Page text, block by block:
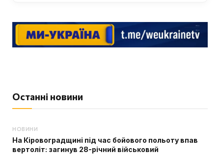
Останні новини
НОВИНИ
На Кіровоградщині під час бойового польоту впав
вертоліт: загинув 28-річний військовий